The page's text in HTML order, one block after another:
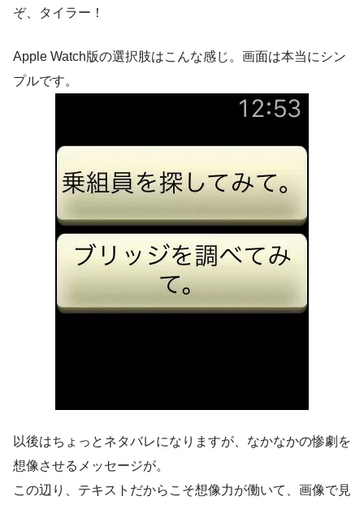
ぞ、タイラー！
Apple Watch版の選択肢はこんな感じ。画面は本当にシン
プルです。
以後はちょっとネタバレになりますが、なかなかの惨劇を
想像させるメッセージが。
この辺り、テキストだからこそ想像力が働いて、画像で見